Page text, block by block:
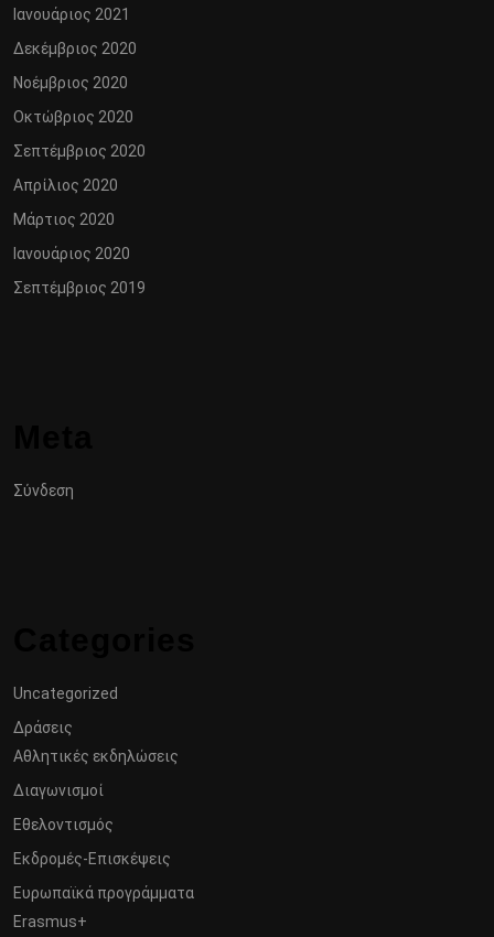
Ιανουάριος 2021
Δεκέμβριος 2020
Νοέμβριος 2020
Οκτώβριος 2020
Σεπτέμβριος 2020
Απρίλιος 2020
Μάρτιος 2020
Ιανουάριος 2020
Σεπτέμβριος 2019
Σύνδεση
Uncategorized
Δράσεις
Αθλητικές εκδηλώσεις
Διαγωνισμοί
Εθελοντισμός
Εκδρομές-Επισκέψεις
Ευρωπαϊκά προγράμματα
Erasmus+